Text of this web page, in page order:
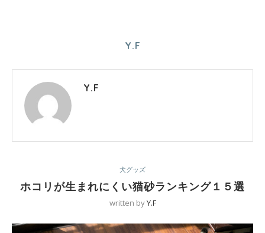
Y.F
Y.F
犬グッズ
ホコリが生まれにくい猫砂ランキング１５選
written byY.F